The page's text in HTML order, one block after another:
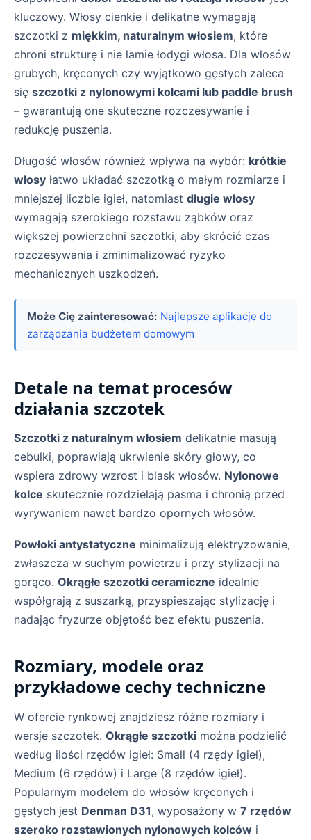
kluczowy. Włosy cienkie i delikatne wymagają
szczotki z miękkim, naturalnym włosiem, które
chroni strukturę i nie łamie łodygi włosa. Dla włosów
grubych, kręconych czy wyjątkowo gęstych zaleca
się szczotki z nylonowymi kolcami lub paddle brush
– gwarantują one skuteczne rozczesywanie i
redukcję puszenia.
Długość włosów również wpływa na wybór: krótkie
włosy łatwo układać szczotką o małym rozmiarze i
mniejszej liczbie igieł, natomiast długie włosy
wymagają szerokiego rozstawu ząbków oraz
większej powierzchni szczotki, aby skrócić czas
rozczesywania i zminimalizować ryzyko
mechanicznych uszkodzeń.
Może Cię zainteresować: Najlepsze aplikacje do
zarządzania budżetem domowym
Detale na temat procesów
działania szczotek
Szczotki z naturalnym włosiem delikatnie masują
cebulki, poprawiają ukrwienie skóry głowy, co
wspiera zdrowy wzrost i blask włosów. Nylonowe
kolce skutecznie rozdzielają pasma i chronią przed
wyrywaniem nawet bardzo opornych włosów.
Powłoki antystatyczne minimalizują elektryzowanie,
zwłaszcza w suchym powietrzu i przy stylizacji na
gorąco. Okrągłe szczotki ceramiczne idealnie
współgrają z suszarką, przyspieszając stylizację i
nadając fryzurze objętość bez efektu puszenia.
Rozmiary, modele oraz
przykładowe cechy techniczne
W ofercie rynkowej znajdziesz różne rozmiary i
wersje szczotek. Okrągłe szczotki można podzielić
według ilości rzędów igieł: Small (4 rzędy igieł),
Medium (6 rzędów) i Large (8 rzędów igieł).
Popularnym modelem do włosów kręconych i
gęstych jest Denman D31, wyposażony w 7 rzędów
szeroko rozstawionych nylonowych kolców i